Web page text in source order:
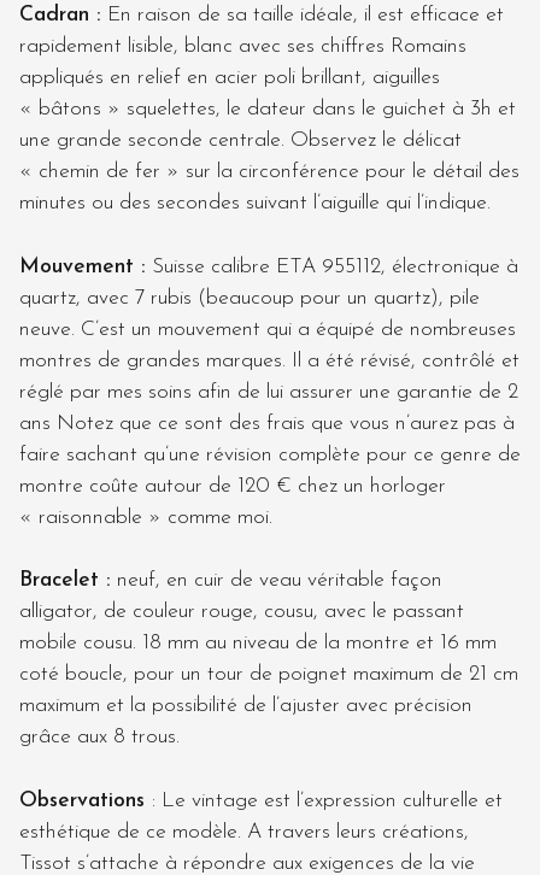
Cadran : En raison de sa taille idéale, il est efficace et
rapidement lisible, blanc avec ses chiffres Romains
appliqués en relief en acier poli brillant, aiguilles
« bâtons » squelettes, le dateur dans le guichet à 3h et
une grande seconde centrale. Observez le délicat
« chemin de fer » sur la circonférence pour le détail des
minutes ou des secondes suivant l’aiguille qui l’indique.
Mouvement : Suisse calibre ETA 955112, électronique à
quartz, avec 7 rubis (beaucoup pour un quartz), pile
neuve. C’est un mouvement qui a équipé de nombreuses
montres de grandes marques. Il a été révisé, contrôlé et
réglé par mes soins afin de lui assurer une garantie de 2
ans Notez que ce sont des frais que vous n’aurez pas à
faire sachant qu’une révision complète pour ce genre de
montre coûte autour de 120 € chez un horloger
« raisonnable » comme moi.
Bracelet : neuf, en cuir de veau véritable façon
alligator, de couleur rouge, cousu, avec le passant
mobile cousu. 18 mm au niveau de la montre et 16 mm
coté boucle, pour un tour de poignet maximum de 21 cm
maximum et la possibilité de l’ajuster avec précision
grâce aux 8 trous.
Observations : Le vintage est l’expression culturelle et
esthétique de ce modèle. A travers leurs créations,
Tissot s’attache à répondre aux exigences de la vie